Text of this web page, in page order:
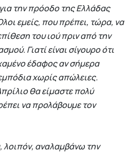
την πρόοδο της Ελλάδας
εμείς, που πρέπει, τώρα, να
του ιού πριν από την
Γιατί είναι σίγουρο ότι
έδαφος αν σήμερα
χωρίς απώλειες.
θα είμαστε πολύ
να προλάβουμε τον
λοιπόν, αναλαμβάνω την